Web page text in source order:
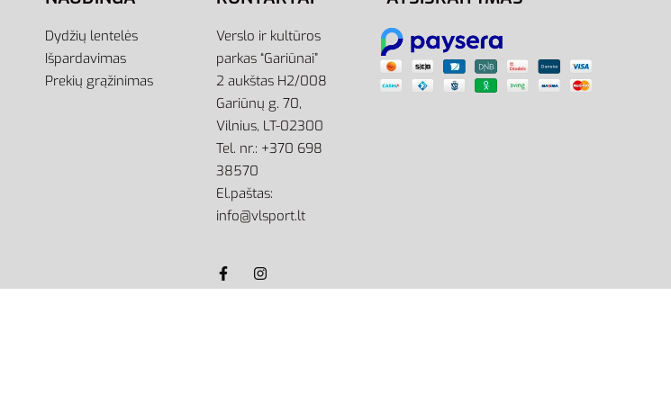
Dydžių lentelės
Išpardavimas
Prekių grąžinimas
Verslo ir kultūros
parkas “Gariūnai”
2 aukštas H2/008
Gariūnų g. 70,
Vilnius, LT-02300
Tel. nr.: +370 698
38570
El.paštas:
info@vlsport.lt